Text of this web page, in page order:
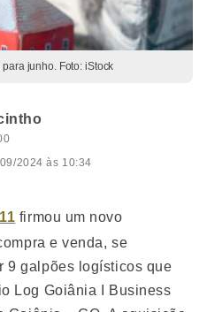
junho. Foto: iStock
2024 às 10:34
firmou um novo
e venda, se
9 galpões logísticos que
Log Goiânia I Business